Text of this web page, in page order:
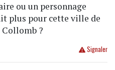
ou un personnage
plus pour cette ville de
Collomb ?
Signaler